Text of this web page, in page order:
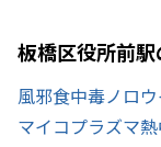
板橋区役所前
風邪食中毒ノロ
マイコプラズマ